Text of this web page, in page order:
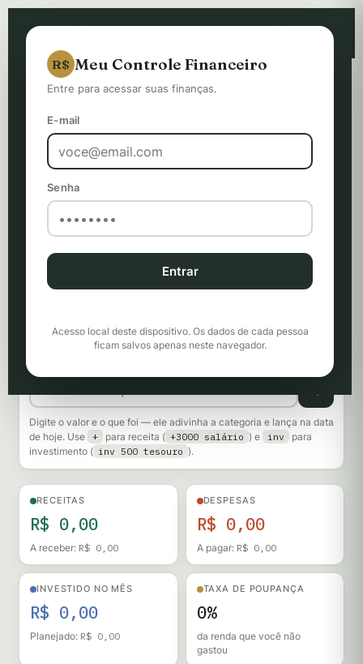
R$ Meu Controle Financeiro
Entre para acessar suas finanças.
E-mail
Senha
Entrar
Acesso local deste dispositivo. Os dados de cada pessoa
ficam salvos apenas neste navegador.
R$ Meu Controle Financeiro
2026 ›
Você ainda pode gastar
R$ 0,00
Resultado do mês:R$ 0,00Em conta:R$ 0,00
Patrimônio:R$ 0,00
Digite o valor e o que foi — ele adivinha a categoria e lança na data
de hoje. Use + para receita ( +3000 salário ) e inv
para
investimento ( inv 500 tesouro ).
RECEITAS
R$ 0,00
A receber: R$ 0,00
DESPESAS
R$ 0,00
A pagar: R$ 0,00
INVESTIDO NO MÊS
R$ 0,00
Planejado: R$ 0,00
TAXA DE POUPANÇA
0%
da renda que você não
gastou